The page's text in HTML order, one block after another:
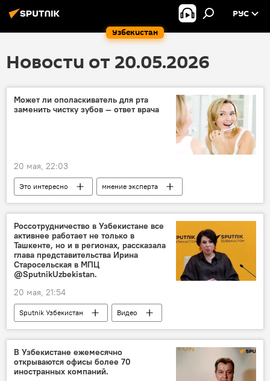
Узбекистан
РУС
Новости от 20.05.2026
Может ли ополаскиватель для рта
заменить чистку зубов — ответ врача
20 мая, 22:03
Это интересно
мнение эксперта
зубы
здоровье
Россотрудничество в Узбекистане все
активнее работает не только в
Ташкенте, но и в регионах, рассказала
глава представительства Ирина
Старосельская в МПЦ
@SputnikUzbekistan.
20 мая, 21:54
Sputnik Узбекистан Видео
В Узбекистане ежемесячно
открываются офисы более 70
иностранных компаний.